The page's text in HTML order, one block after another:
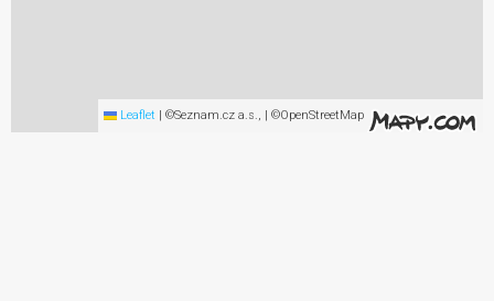
Leaflet | ©Seznam.cz a.s., | ©OpenStreetMap